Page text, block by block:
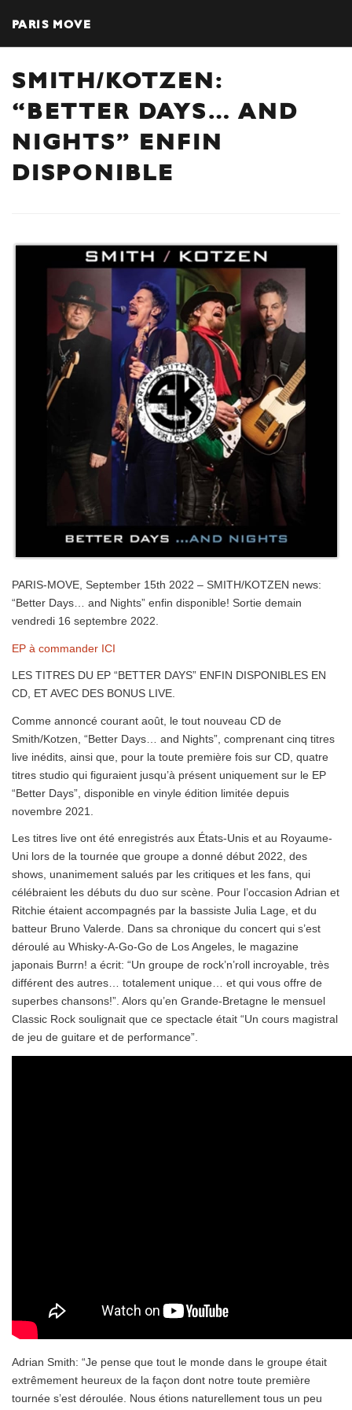
PARIS MOVE
SMITH/KOTZEN:
“BETTER DAYS… AND
NIGHTS” ENFIN
DISPONIBLE
PARIS-MOVE, September 15th 2022 – SMITH/KOTZEN news:
“Better Days… and Nights” enfin disponible! Sortie demain
vendredi 16 septembre 2022.
EP à commander ICI
LES TITRES DU EP “BETTER DAYS” ENFIN DISPONIBLES EN
CD, ET AVEC DES BONUS LIVE.
Comme annoncé courant août, le tout nouveau CD de
Smith/Kotzen, “Better Days… and Nights”, comprenant cinq titres
live inédits, ainsi que, pour la toute première fois sur CD, quatre
titres studio qui figuraient jusqu’à présent uniquement sur le EP
“Better Days”, disponible en vinyle édition limitée depuis
novembre 2021.
Les titres live ont été enregistrés aux États-Unis et au Royaume-
Uni lors de la tournée que groupe a donné début 2022, des
shows, unanimement salués par les critiques et les fans, qui
célébraient les débuts du duo sur scène. Pour l’occasion Adrian et
Ritchie étaient accompagnés par la bassiste Julia Lage, et du
batteur Bruno Valerde. Dans sa chronique du concert qui s’est
déroulé au Whisky-A-Go-Go de Los Angeles, le magazine
japonais Burrn! a écrit: “Un groupe de rock’n’roll incroyable, très
différent des autres… totalement unique… et qui vous offre de
superbes chansons!”. Alors qu’en Grande-Bretagne le mensuel
Classic Rock soulignait que ce spectacle était “Un cours magistral
de jeu de guitare et de performance”.
Adrian Smith: “Je pense que tout le monde dans le groupe était
extrêmement heureux de la façon dont notre toute première
tournée s’est déroulée. Nous étions naturellement tous un peu